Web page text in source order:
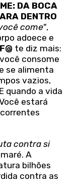
DA BOCA
DENTRO
come",
adoece e
F@ te diz mais:
consome
se alimenta
vazios,
quando a vida
estará
contra si
A
bilhões
contra as